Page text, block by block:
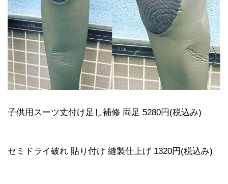
子供用スーツ丈付け足し補修 両足 5280円(税込み)
セミドライ破れ 貼り付け 縫製仕上げ 1320円(税込み)